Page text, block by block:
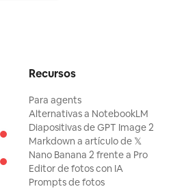
Recursos
Para agents
Alternativas a NotebookLM
Diapositivas de GPT Image 2
Markdown a artículo de 𝕏
Nano Banana 2 frente a Pro
Editor de fotos con IA
Prompts de fotos